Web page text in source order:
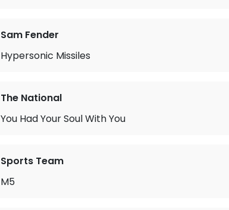
Sam Fender
Hypersonic Missiles
The National
You Had Your Soul With You
Sports Team
M5